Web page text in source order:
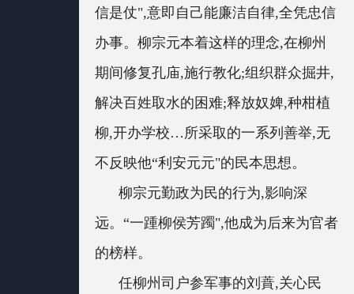
信是仗",意即自己能廉洁自律,全凭忠信
办事。柳宗元本着这样的理念,在柳州
期间修复孔庙,施行教化;组织群众掘井,
解决百姓取水的困难;释放奴婢,种柑植
柳,开办学校…所采取的一系列善举,无
不反映他“利安元元"的民本思想。
柳宗元勤政为民的行为,影响深
远。“一踵柳侯芳躅",他成为后来为官者
的榜样。
任柳州司户参军事的刘蕡,关心民